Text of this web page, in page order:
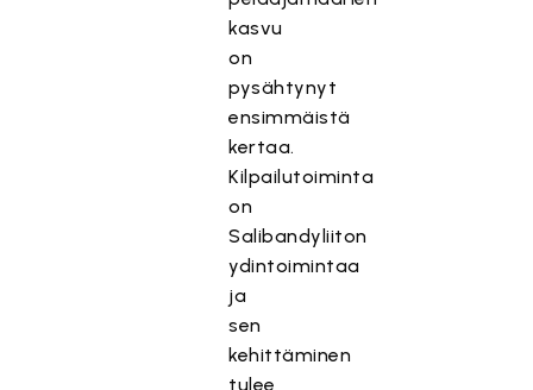
kasvu
on
pysähtynyt
ensimmäistä
kertaa.
Kilpailutoiminta
on
Salibandyliiton
ydintoimintaa
ja
sen
kehittäminen
tulee